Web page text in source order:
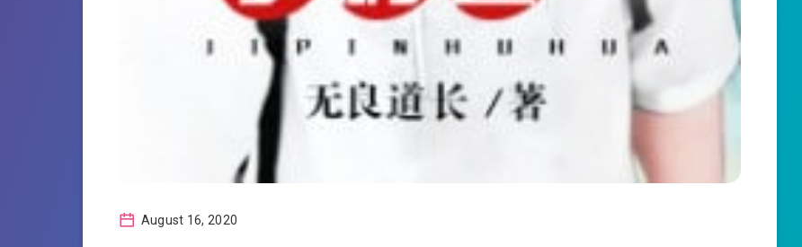
August 16, 2020